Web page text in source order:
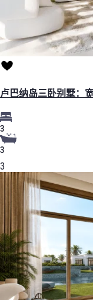
卢巴纳岛三卧别墅：
3
3
3